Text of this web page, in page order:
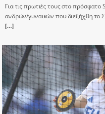
Για τις πρωτιές τους στο
ανδρών/γυναικών που διεξήχθη το
[…]